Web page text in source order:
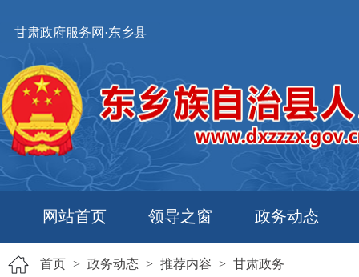
甘肃政府服务网·东乡县
网站首页 领导之窗 政务动态
首页 > 政务动态 > 推荐内容 > 甘肃政务